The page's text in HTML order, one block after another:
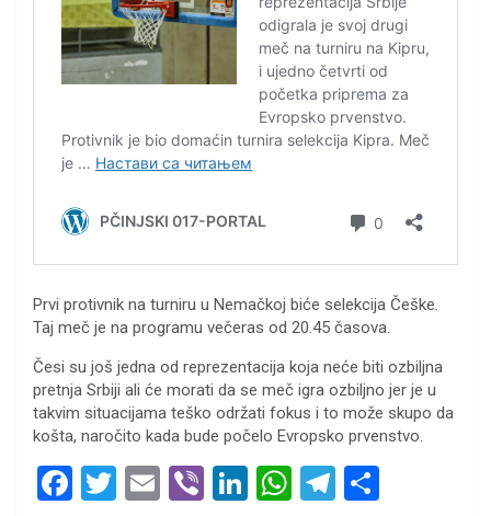
Prvi protivnik na turniru u Nemačkoj biće selekcija Češke.
Taj meč je na programu večeras od 20.45 časova.
Česi su još jedna od reprezentacija koja neće biti ozbiljna
pretnja Srbiji ali će morati da se meč igra ozbiljno jer je u
takvim situacijama teško održati fokus i to može skupo da
košta, naročito kada bude počelo Evropsko prvenstvo.
F
T
E
Vi Li
W T